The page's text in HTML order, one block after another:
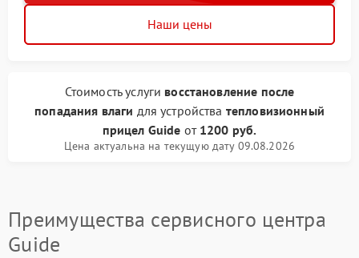
Наши цены
Стоимость услуги восстановление после
попадания влаги для устройства тепловизионный
прицел Guide от 1200 руб.
Цена актуальна на текущую дату 09.08.2026
Преимущества сервисного центра
Guide